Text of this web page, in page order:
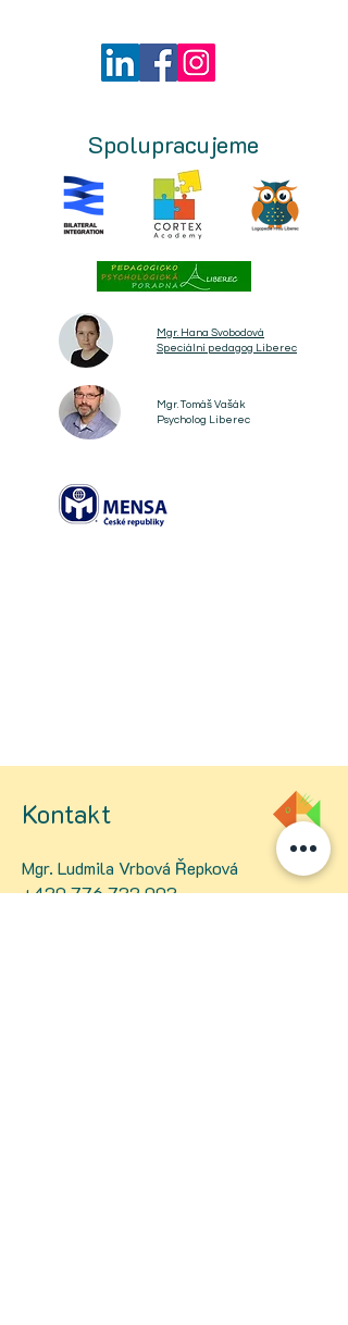
Spolupracujeme
Mgr. Hana Svobodová
Speciální pedagog Liberec
Mgr. Tomáš Vašák
Psycholog Liberec
Kontakt
Mgr. Ludmila Vrbová Řepková
+420 776 732 003